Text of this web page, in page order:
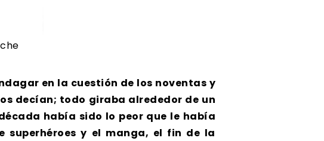
en la cuestión de los noventas y
decían; todo giraba alrededor de un
había sido lo peor que le había
y el manga, el fin de la